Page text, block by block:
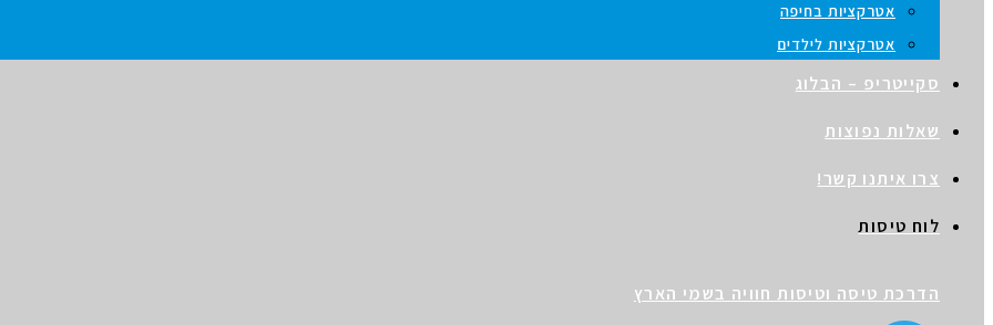
אטרקציות בחיפה
אטרקציות לילדים
סקייטריפ – הבלוג
שאלות נפוצות
צרו איתנו קשר!
לוח טיסות
הדרכת טיסה וטיסות חוויה בשמי הארץ